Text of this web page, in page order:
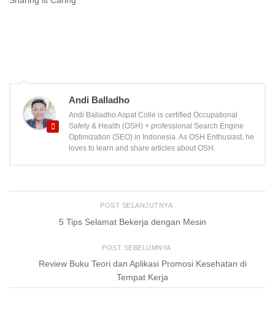
Andi Balladho
Andi Balladho Aspat Colle is certified Occupational
Safety & Health (OSH) + professional Search Engine
Optimization (SEO) in Indonesia. As OSH Enthusiast, he
loves to learn and share articles about OSH.
POST SELANJUTNYA
5 Tips Selamat Bekerja dengan Mesin
POST SEBELUMNYA
Review Buku Teori dan Aplikasi Promosi Kesehatan di
Tempat Kerja